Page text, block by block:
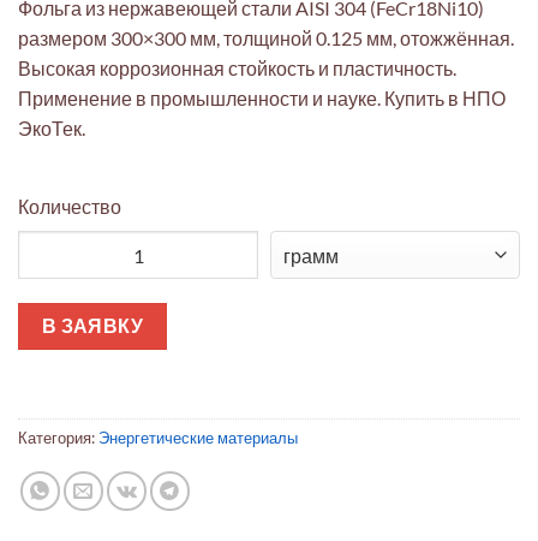
Фольга из нержавеющей стали AISI 304 (FeCr18Ni10)
размером 300×300 мм, толщиной 0.125 мм, отожжённая.
Высокая коррозионная стойкость и пластичность.
Применение в промышленности и науке. Купить в НПО
ЭкоТек.
Количество
В ЗАЯВКУ
Категория: Энергетические материалы